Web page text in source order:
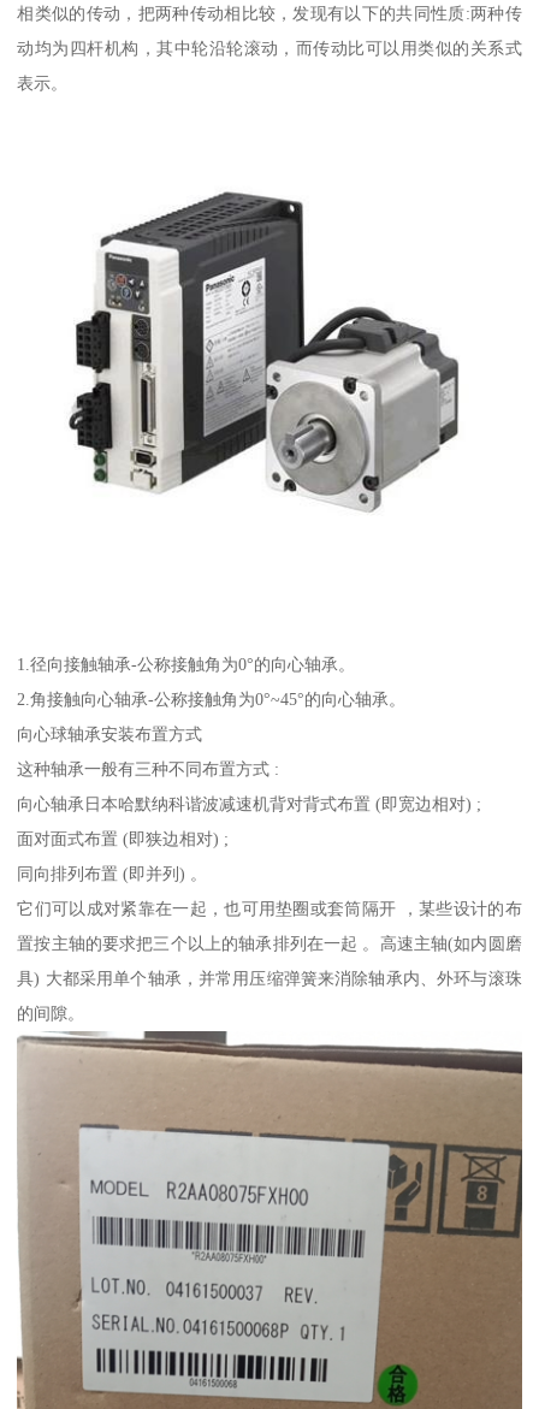
相类似的传动，把两种传动相比较，发现有以下的共同性质:两种传
动均为四杆机构，其中轮沿轮滚动，而传动比可以用类似的关系式
表示。
1.径向接触轴承-公称接触角为0°的向心轴承。
2.角接触向心轴承-公称接触角为0°~45°的向心轴承。
向心球轴承安装布置方式
这种轴承一般有三种不同布置方式 :
向心轴承日本哈默纳科谐波减速机背对背式布置 (即宽边相对) ;
面对面式布置 (即狭边相对) ;
同向排列布置 (即并列) 。
它们可以成对紧靠在一起，也可用垫圈或套筒隔开 ，某些设计的布
置按主轴的要求把三个以上的轴承排列在一起 。高速主轴(如内圆磨
具) 大都采用单个轴承，并常用压缩弹簧来消除轴承内、外环与滚珠
的间隙。